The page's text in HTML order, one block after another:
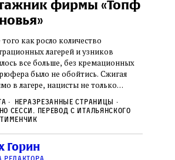
фирмы «Топф
как росло количество
лагерей и узников
все больше, без кремационных
было не обойтись. Cжигая
в лагере, нацисты не только
и скрывали от населения соседних
сколько узников погибало каждый
Неразрезанные страницы
Сесси. Перевод с итальянского
Горин